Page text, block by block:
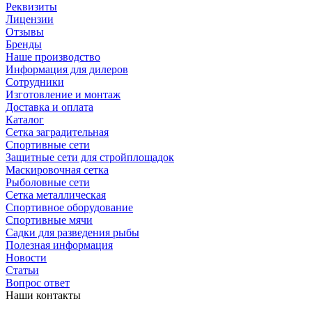
Реквизиты
Лицензии
Отзывы
Бренды
Наше производство
Информация для дилеров
Сотрудники
Изготовление и монтаж
Доставка и оплата
Каталог
Сетка заградительная
Спортивные сети
Защитные сети для стройплощадок
Маскировочная сетка
Рыболовные сети
Сетка металлическая
Спортивное оборудование
Спортивные мячи
Садки для разведения рыбы
Полезная информация
Новости
Статьи
Вопрос ответ
Наши контакты